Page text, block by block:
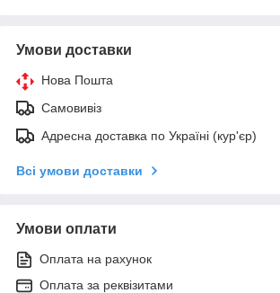
Умови доставки
Нова Пошта
Самовивіз
Адресна доставка по Україні (кур'єр)
Всі умови доставки
Умови оплати
Оплата на рахунок
Оплата за реквізитами